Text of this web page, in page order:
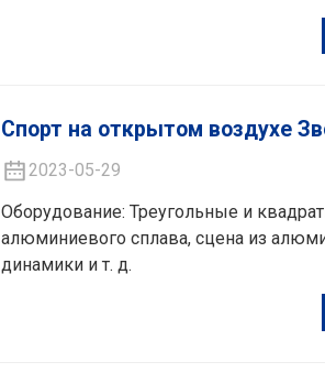
Спорт на открытом воздухе
2023-05-29
Оборудование: Треугольные и
алюминиевого сплава, сцена из
динамики и т. д.